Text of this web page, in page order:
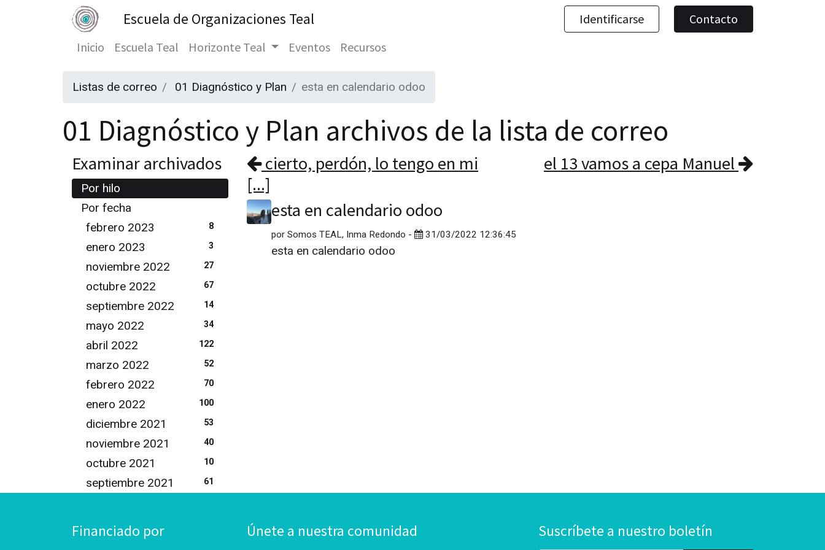
Escuela de Organizaciones Teal Identificarse
Contacto
Inicio
Escuela Teal Horizonte Teal Eventos Recursos
Listas de correo 01 Diagnóstico y Plan esta en calendario odoo
01 Diagnóstico y Plan archivos de la lista de correo
Examinar archivados
Por hilo
Por fecha
febrero 2023
8
enero 2023 3
noviembre 2022 27
octubre 2022 67
septiembre 2022 14
mayo 2022 34
abril 2022 122
marzo 2022 52
febrero 2022 70
enero 2022 100
diciembre 2021 53
noviembre 2021 40
octubre 2021 10
septiembre 2021 61
cierto, perdón, lo tengo en mi
[...]
el 13 vamos a cepa Manuel
esta en calendario odoo
por Somos TEAL, Inma Redondo - 31/03/2022 12:36:45
esta en calendario odoo
Financiado por Únete a nuestra comunidad Suscríbete a nuestro boletín